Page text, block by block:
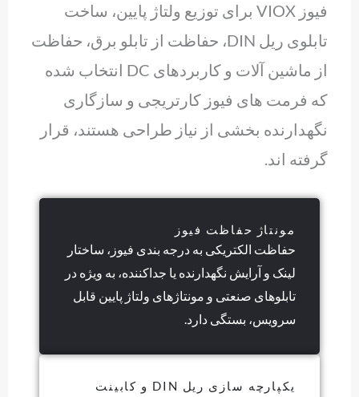
فیوز VIOX برای توزیع ولتاژ پایین، ساخت
تابلوی ریل DIN، حفاظت از تابلو برق، حفاظت
از ماشین آلات و کاربردهای DC انتخاب شده
که فرمت های فیوز کارتریجی و سازگاری
نگهدارنده بخشی از نیاز طراحی هستند، قرار
گرفته اند.
مونتاژ حفاظت فیوز
حفاظت الکتریکی به درجه بندی فیوز، ساختار
لینک و آرایش نگهدارنده یا جداکننده، به ویژه در
تابلوهای صنعتی و مونتاژهای ولتاژ پایین قابل
سرویس، بستگی دارد.
یکپارچه سازی ریل DIN و کابینت